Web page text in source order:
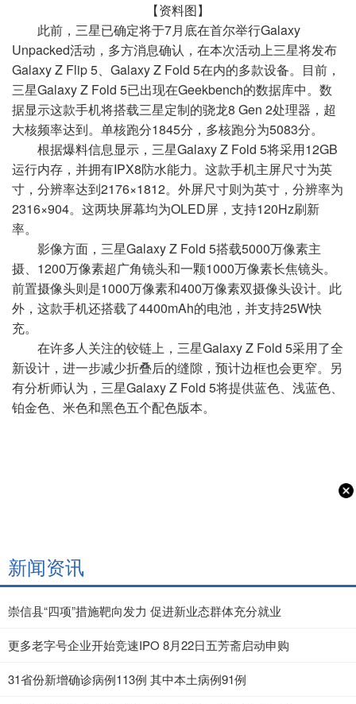
【资料图】
此前，三星已确定将于7月底在首尔举行Galaxy
Unpacked活动，多方消息确认，在本次活动上三星将发布
Galaxy Z Flip 5、Galaxy Z Fold 5在内的多款设备。目前，
三星Galaxy Z Fold 5已出现在Geekbench的数据库中。数
据显示这款手机将搭载三星定制的骁龙8 Gen 2处理器，超
大核频率达到。单核跑分1845分，多核跑分为5083分。
根据爆料信息显示，三星Galaxy Z Fold 5将采用12GB
运行内存，并拥有IPX8防水能力。这款手机主屏尺寸为英
寸，分辨率达到2176×1812。外屏尺寸则为英寸，分辨率为
2316×904。这两块屏幕均为OLED屏，支持120Hz刷新
率。
影像方面，三星Galaxy Z Fold 5搭载5000万像素主
摄、1200万像素超广角镜头和一颗1000万像素长焦镜头。
前置摄像头则是1000万像素和400万像素双摄像头设计。此
外，这款手机还搭载了4400mAh的电池，并支持25W快
充。
在许多人关注的铰链上，三星Galaxy Z Fold 5采用了全
新设计，进一步减少折叠后的缝隙，预计边框也会更窄。另
有分析师认为，三星Galaxy Z Fold 5将提供蓝色、浅蓝色、
铂金色、米色和黑色五个配色版本。
新闻资讯
崇信县“四项”措施靶向发力 促进新业态群体充分就业
更多老字号企业开始竞速IPO 8月22日五芳斋启动申购
31省份新增确诊病例113例 其中本土病例91例